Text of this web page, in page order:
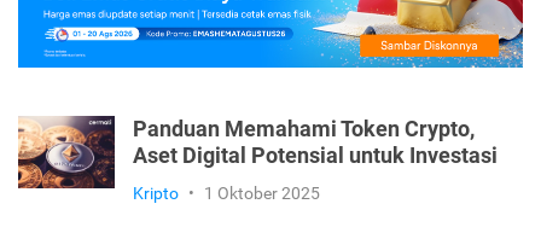
Panduan Memahami Token Crypto,
Aset Digital Potensial untuk Investasi
Kripto • 1 Oktober 2025